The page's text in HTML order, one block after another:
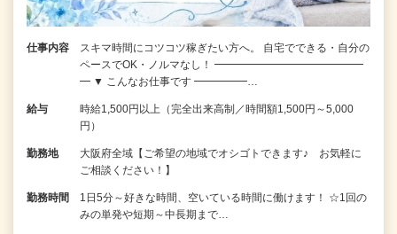
仕事内容
スキマ時間にコツコツ稼ぎたい方へ。 自宅でできる・自分の
ペースでOK・ノルマなし！ ━━━━━━━━━━━━━━
━ ▼ こんなお仕事です ━━━━━…
給与
時給1,500円以上（完全出来高制／時間額1,500円～5,000
円）
勤務地
大阪府全域【ご希望の地域でオシゴトできます♪ お気軽に
ご相談ください！】
勤務時間
1日5分～好きな時間、空いている時間に働けます！ ☆1回の
みの単発や短期～中長期まで…